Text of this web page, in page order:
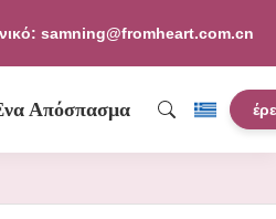
samning@fromheart.com.cn
Απόσπασμα